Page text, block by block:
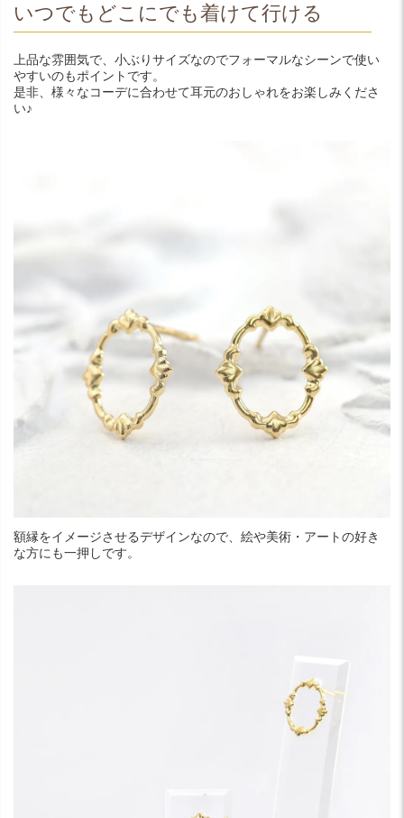
いつでもどこにでも着けて行ける
上品な雰囲気で、小ぶりサイズなのでフォーマルなシーンで使い
やすいのもポイントです。
是非、様々なコーデに合わせて耳元のおしゃれをお楽しみくださ
い♪
額縁をイメージさせるデザインなので、絵や美術・アートの好き
な方にも一押しです。